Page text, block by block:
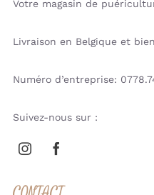
Votre magasin de
Livraison en Belgique et
Numéro d’entreprise:
Suivez-nous sur :